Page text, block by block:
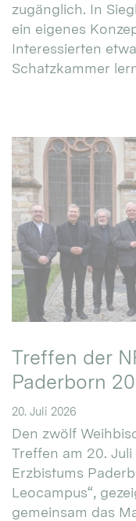
zugänglich. In
ein eigenes
Interessierten
Schatzkammer
Treffen der
Paderborn
20. Juli 2026
Den zwölf
Treffen am 20.
Erzbistums
Leocampus“,
gemeinsam das